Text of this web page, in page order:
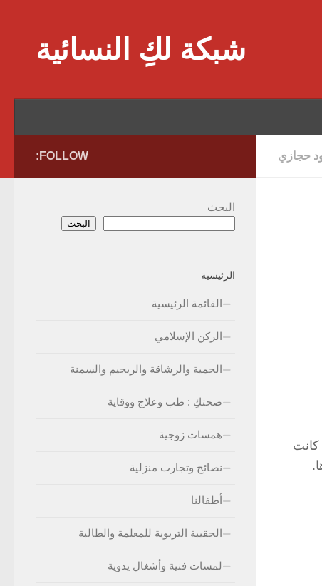
شبكة لكِ النسائية
حجازي
كانت
FOLLOW:
البحث
البحث
الرئيسية
القائمة الرئيسية
الركن الإسلامي
الحمية والرشاقة والريجيم والسمنة
صحتكِ : طب وعلاج ووقاية
همسات زوجية
نصائح وتجارب منزلية
أطفالنا
الحقيبة التربوية للمعلمة والطالبة
لمسات فنية وأشغال يدوية